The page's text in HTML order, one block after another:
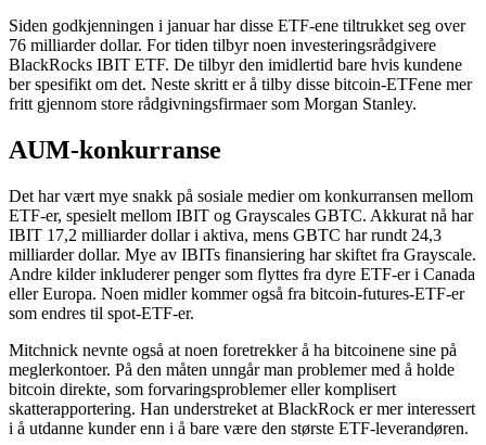
Siden godkjenningen i januar har disse ETF-ene tiltrukket seg over
76 milliarder dollar. For tiden tilbyr noen investeringsrådgivere
BlackRocks IBIT ETF. De tilbyr den imidlertid bare hvis kundene
ber spesifikt om det. Neste skritt er å tilby disse bitcoin-ETFene mer
fritt gjennom store rådgivningsfirmaer som Morgan Stanley.
AUM-konkurranse
Det har vært mye snakk på sosiale medier om konkurransen mellom
ETF-er, spesielt mellom IBIT og Grayscales GBTC. Akkurat nå har
IBIT 17,2 milliarder dollar i aktiva, mens GBTC har rundt 24,3
milliarder dollar. Mye av IBITs finansiering har skiftet fra Grayscale.
Andre kilder inkluderer penger som flyttes fra dyre ETF-er i Canada
eller Europa. Noen midler kommer også fra bitcoin-futures-ETF-er
som endres til spot-ETF-er.
Mitchnick nevnte også at noen foretrekker å ha bitcoinene sine på
meglerkontoer. På den måten unngår man problemer med å holde
bitcoin direkte, som forvaringsproblemer eller komplisert
skatterapportering. Han understreket at BlackRock er mer interessert
i å utdanne kunder enn i å bare være den største ETF-leverandøren.